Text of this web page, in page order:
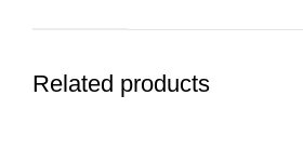
Related products